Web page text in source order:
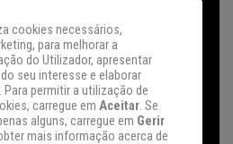
cookies necessários,
para melhorar a
do Utilizador, apresentar
seu interesse e elaborar
permitir a utilização de
carregue em Aceitar. Se
alguns, carregue em Gerir
mais informação acerca de